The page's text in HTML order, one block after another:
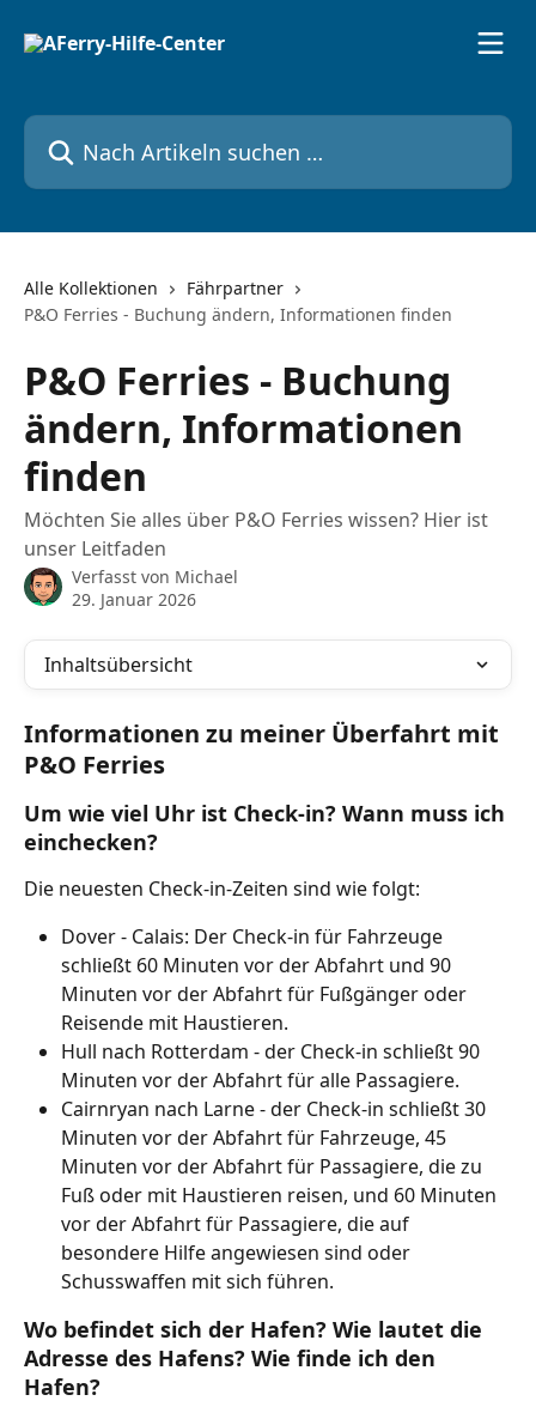
Nach Artikeln suchen …
Alle Kollektionen
Fährpartner
P&O Ferries - Buchung ändern, Informationen finden
P&O Ferries - Buchung
ändern, Informationen
finden
Möchten Sie alles über P&O Ferries wissen? Hier ist
unser Leitfaden
Verfasst von Michael
29. Januar 2026
Inhaltsübersicht
Informationen zu meiner Überfahrt mit
P&O Ferries
Um wie viel Uhr ist Check-in? Wann muss ich
einchecken?
Die neuesten Check-in-Zeiten sind wie folgt:
Dover - Calais: Der Check-in für Fahrzeuge
schließt 60 Minuten vor der Abfahrt und 90
Minuten vor der Abfahrt für Fußgänger oder
Reisende mit Haustieren.
Hull nach Rotterdam - der Check-in schließt 90
Minuten vor der Abfahrt für alle Passagiere.
Cairnryan nach Larne - der Check-in schließt 30
Minuten vor der Abfahrt für Fahrzeuge, 45
Minuten vor der Abfahrt für Passagiere, die zu
Fuß oder mit Haustieren reisen, und 60 Minuten
vor der Abfahrt für Passagiere, die auf
besondere Hilfe angewiesen sind oder
Schusswaffen mit sich führen.
Wo befindet sich der Hafen? Wie lautet die
Adresse des Hafens? Wie finde ich den
Hafen?